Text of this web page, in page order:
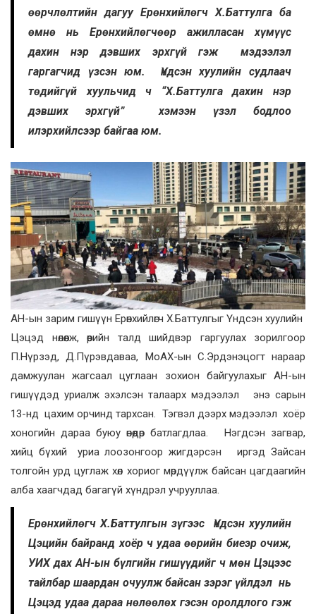
өөрчлөлтийн дагуу Ерөнхийлөгч Х.Баттулга ба
өмнө нь Ерөнхийлөгчөөр ажилласан хүмүүс
дахин нэр дэвших эрхгүй гэж мэдээлэл
гаргагчид үзсэн юм. Үндсэн хуулийн судлаач
төдийгүй хуульчид ч “Х.Баттулга дахин нэр
дэвших эрхгүй” хэмээн үзэл бодлоо
илэрхийлсээр байгаа юм.
АН-ын зарим гишүүн Ерөнхийлөгч Х.Баттулгыг Үндсэн хуулийн
Цэцэд нөлөөлж, өөрийн талд шийдвэр гаргуулах зорилгоор
П.Нүрзэд, Д.Пүрэвдаваа, МоАХ-ын С.Эрдэнэцогт нараар
дамжуулан жагсаал цуглаан зохион байгуулахыг АН-ын
гишүүдэд уриалж эхэлсэн талаарх мэдээлэл энэ сарын
13-нд цахим орчинд тархсан. Тэгвэл дээрх мэдээлэл хоёр
хоногийн дараа буюу өнөөдөр батлагдлаа. Нэгдсэн загвар,
хийц бүхий уриа лоозонгоор жигдэрсэн иргэд Зайсан
толгойн урд цуглаж хөл хориог мөрдүүлж байсан цагдаагийн
алба хаагчдад багагүй хүндрэл учрууллаа.
Ерөнхийлөгч Х.Баттулгын зүгээс Үндсэн хуулийн
Цэцийн байранд хоёр ч удаа өөрийн биеэр очиж,
УИХ дах АН-ын бүлгийн гишүүдийг ч мөн Цэцээс
тайлбар шаардан очуулж байсан зэрэг үйлдэл нь
Цэцэд удаа дараа нөлөөлөх гэсэн оролдлого гэж